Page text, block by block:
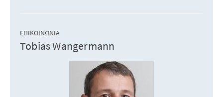
ΕΠΙΚΟΙΝΩΝΊΑ
Tobias Wangermann